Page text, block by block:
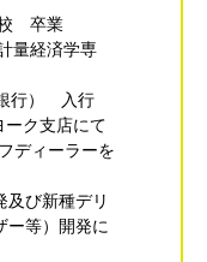
卒業
量経済学専
行） 入行
ク支店にて
ディーラーを
及び新種デリ
ー等）開発に